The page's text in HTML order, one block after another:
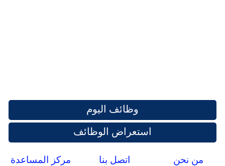
وظائف اليوم
استعراض الوظائف
من نحن اتصل بنا مركز المساعدة